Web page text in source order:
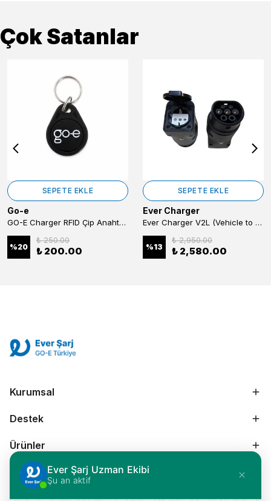
Çok Satanlar
SEPETE EKLE
Go-e
GO-E Charger RFID Çip Anahtarlık – GO-E Şarj Cihazı İçin (Tekli)
%20
₺ 250.00
₺ 200.00
SEPETE EKLE
Ever Charger
Ever Charger V2L (Vehicle to Load) Adaptörü -BYD Elektrikli Araçlardan Enerji Alma (Araçtan Cihaza Güç Transferi)
%13
₺ 2,950.00
₺ 2,580.00
Kurumsal
Destek
Ürünler
Diğer Ever Şarj Uzman Ekibi
Şu an aktif